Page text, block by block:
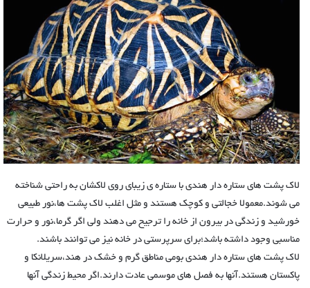
لاک پشت های ستاره دار هندی با ستاره ی زیبای روی لاکشان به راحتی شناخته
می شوند.معمولا خجالتی و کوچک هستند و مثل اغلب لاک پشت ها،نور طبیعی
خورشید و زندگی در بیرون از خانه را ترجیح می دهند ولی اگر گرما،نور و حرارت
مناسبی وجود داشته باشد؛برای سرپرستی در خانه نیز می توانند باشند.
لاک پشت های ستاره دار هندی بومی مناطق گرم و خشک در هند،سریلانکا و
پاکستان هستند.آنها به فصل های موسمی عادت دارند.اگر محیط زندگی آنها